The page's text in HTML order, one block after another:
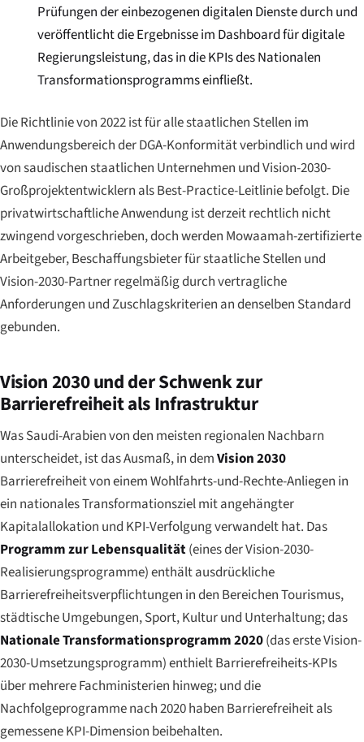
Prüfungen der einbezogenen digitalen Dienste durch und
veröffentlicht die Ergebnisse im Dashboard für digitale
Regierungsleistung, das in die KPIs des Nationalen
Transformationsprogramms einfließt.
Die Richtlinie von 2022 ist für alle staatlichen Stellen im
Anwendungsbereich der DGA-Konformität verbindlich und wird
von saudischen staatlichen Unternehmen und Vision-2030-
Großprojektentwicklern als Best-Practice-Leitlinie befolgt. Die
privatwirtschaftliche Anwendung ist derzeit rechtlich nicht
zwingend vorgeschrieben, doch werden Mowaamah-zertifizierte
Arbeitgeber, Beschaffungsbieter für staatliche Stellen und
Vision-2030-Partner regelmäßig durch vertragliche
Anforderungen und Zuschlagskriterien an denselben Standard
gebunden.
Vision 2030 und der Schwenk zur
Barrierefreiheit als Infrastruktur
Was Saudi-Arabien von den meisten regionalen Nachbarn
unterscheidet, ist das Ausmaß, in demVision 2030
Barrierefreiheit von einem Wohlfahrts-und-Rechte-Anliegen in
ein nationales Transformationsziel mit angehängter
Kapitalallokation und KPI-Verfolgung verwandelt hat. Das
Programm zur Lebensqualität(eines der Vision-2030-
Realisierungsprogramme) enthält ausdrückliche
Barrierefreiheitsverpflichtungen in den Bereichen Tourismus,
städtische Umgebungen, Sport, Kultur und Unterhaltung; das
Nationale Transformationsprogramm 2020(das erste Vision-
2030-Umsetzungsprogramm) enthielt Barrierefreiheits-KPIs
über mehrere Fachministerien hinweg; und die
Nachfolgeprogramme nach 2020 haben Barrierefreiheit als
gemessene KPI-Dimension beibehalten.